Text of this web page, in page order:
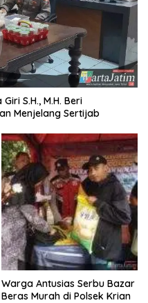
S.H., M.H. Beri
Menjelang Sertijab
Warga Antusias Serbu Bazar
Beras Murah di Polsek Krian